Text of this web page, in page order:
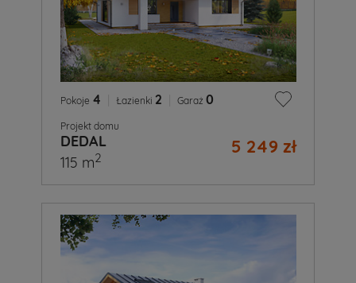
Pokoje 4 Łazienki 2 Garaż 0
Projekt domu
DEDAL 5 249 zł
115 m2